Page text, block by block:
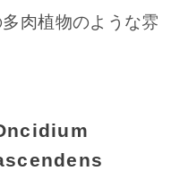
肉植物のような雰